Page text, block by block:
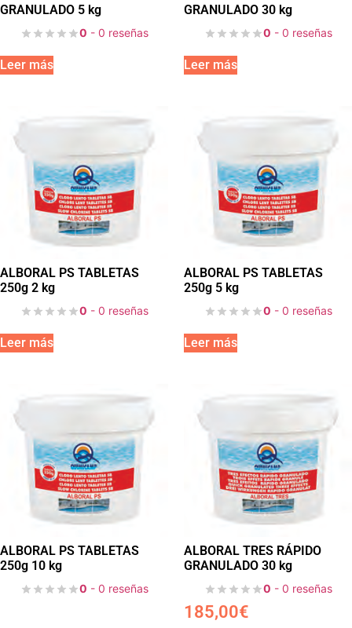
GRANULADO 5 kg
0 - 0 reseñas
Leer más
GRANULADO 30 kg
0 - 0 reseñas
Leer más
ALBORAL PS TABLETAS
250g 2 kg
0 - 0 reseñas
Leer más
ALBORAL PS TABLETAS
250g 5 kg
0 - 0 reseñas
Leer más
ALBORAL PS TABLETAS
250g 10 kg
0 - 0 reseñas
ALBORAL TRES RÁPIDO
GRANULADO 30 kg
0 - 0 reseñas
185,00€